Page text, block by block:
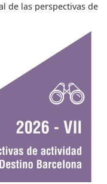
de las perspectivas de